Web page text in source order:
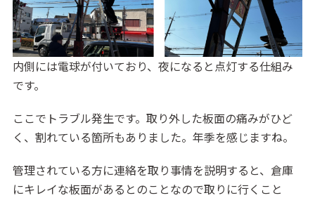
内側には電球が付いており、夜になると点灯する仕組み
です。
ここでトラブル発生です。取り外した板面の痛みがひど
く、割れている箇所もありました。年季を感じますね。
管理されている方に連絡を取り事情を説明すると、倉庫
にキレイな板面があるとのことなので取りに行くこと